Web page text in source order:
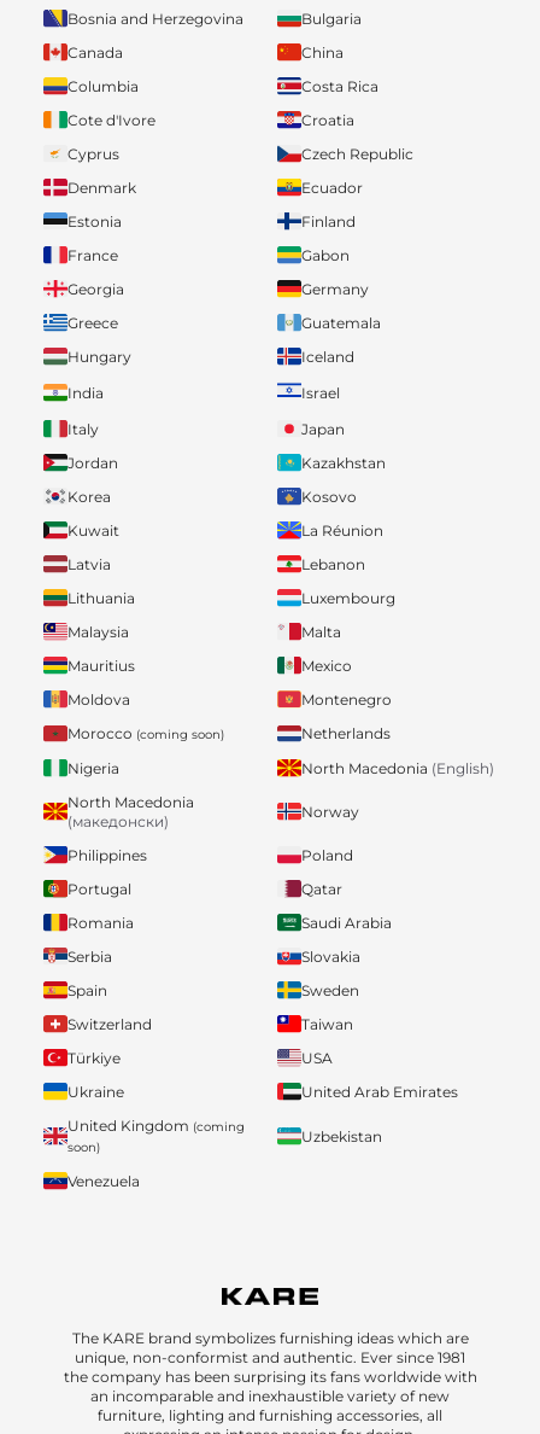
Bosnia and Herzegovina
Bulgaria
Canada
China
Columbia
Costa Rica
Cote d'Ivore
Croatia
Cyprus
Czech Republic
Denmark
Ecuador
Estonia
Finland
France
Gabon
Georgia
Germany
Greece
Guatemala
Hungary
Iceland
India
Israel
Italy
Japan
Jordan
Kazakhstan
Korea
Kosovo
Kuwait
La Réunion
Latvia
Lebanon
Lithuania
Luxembourg
Malaysia
Malta
Mauritius
Mexico
Moldova
Montenegro
Morocco (coming soon)
Netherlands
Nigeria
North Macedonia (English)
North Macedonia
(македонски)
Norway
Philippines
Poland
Portugal
Qatar
Romania
Saudi Arabia
Serbia
Slovakia
Spain
Sweden
Switzerland
Taiwan
Türkiye
USA
Ukraine
United Arab Emirates
United Kingdom (coming
soon)
Uzbekistan
Venezuela
The KARE brand symbolizes furnishing ideas which are
unique, non-conformist and authentic. Ever since 1981
the company has been surprising its fans worldwide with
an incomparable and inexhaustible variety of new
furniture, lighting and furnishing accessories, all